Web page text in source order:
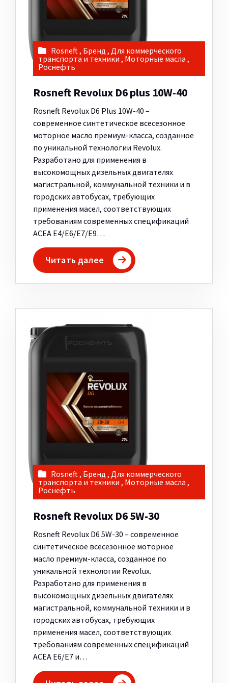
Rosneft, Бренд , Для коммерческого
транспорта и техники , Моторные масла ,
Роснефть
Rosneft Revolux D6 plus 10W-40
Rosneft Revolux D6 Plus 10W-40 –
современное синтетическое всесезонное
моторное масло премиум-класса, созданное
по уникальной технологии Revolux.
Разработано для применения в
высокомощных дизельных двигателях
магистральной, коммунальной техники и в
городских автобусах, требующих
применения масел, соответствующих
требованиям современных спецификаций
ACEA E4/E6/E7/E9…
Читать далее
Rosneft, Бренд , Для коммерческого
транспорта и техники , Моторные масла ,
Роснефть
Rosneft Revolux D6 5W-30
Rosneft Revolux D6 5W-30 – современное
синтетическое всесезонное моторное
масло премиум-класса, созданное по
уникальной технологии Revolux.
Разработано для применения в
высокомощных дизельных двигателях
магистральной, коммунальной техники и в
городских автобусах, требующих
применения масел, соответствующих
требованиям современных спецификаций
ACEA E6/E7 и…